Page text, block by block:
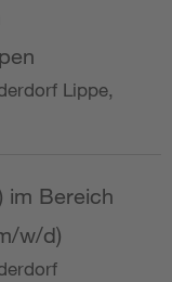
Lippe,
im Bereich
w/d)